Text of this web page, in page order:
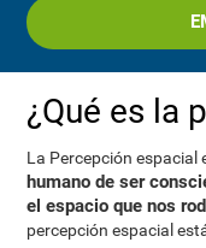
¿Qué es la
La Percepción espacial
humano de ser
el espacio que nos
percepción espacial